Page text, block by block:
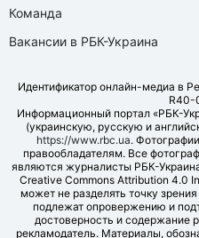
Команда
Вакансии в РБК-Украина
Идентификатор онлайн-медиа в
R40-
Информационный портал «РБК-
(украинскую, русскую и
https://www.rbc.ua.
правообладателям. Все
являются журналисты РБК-
Creative Commons Attribution 4.0
может не разделять точку
подлежат опровержению и
достоверность и содержание
рекламодатель. Материалы,